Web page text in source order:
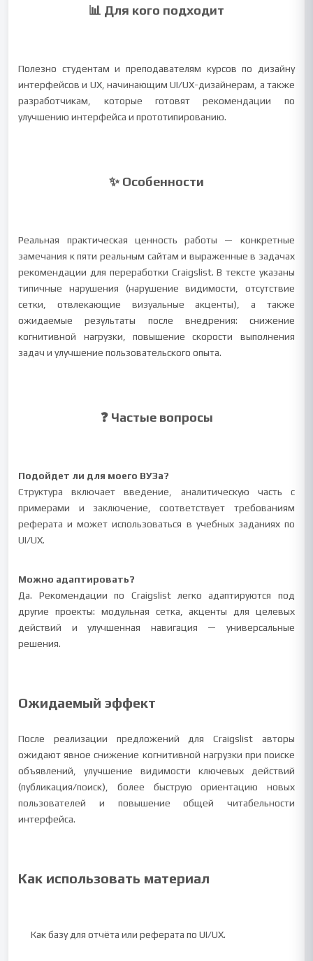
📊 Для кого подходит
Полезно студентам и преподавателям курсов по дизайну
интерфейсов и UX, начинающим UI/UX-дизайнерам, а также
разработчикам, которые готовят рекомендации по
улучшению интерфейса и прототипированию.
✨ Особенности
Реальная практическая ценность работы — конкретные
замечания к пяти реальным сайтам и выраженные в задачах
рекомендации для переработки Craigslist. В тексте указаны
типичные нарушения (нарушение видимости, отсутствие
сетки, отвлекающие визуальные акценты), а также
ожидаемые результаты после внедрения: снижение
когнитивной нагрузки, повышение скорости выполнения
задач и улучшение пользовательского опыта.
❓ Частые вопросы
Подойдет ли для моего ВУЗа?
Структура включает введение, аналитическую часть с
примерами и заключение, соответствует требованиям
реферата и может использоваться в учебных заданиях по
UI/UX.
Можно адаптировать?
Да. Рекомендации по Craigslist легко адаптируются под
другие проекты: модульная сетка, акценты для целевых
действий и улучшенная навигация — универсальные
решения.
Ожидаемый эффект
После реализации предложений для Craigslist авторы
ожидают явное снижение когнитивной нагрузки при поиске
объявлений, улучшение видимости ключевых действий
(публикация/поиск), более быструю ориентацию новых
пользователей и повышение общей читабельности
интерфейса.
Как использовать материал
Как базу для отчёта или реферата по UI/UX.